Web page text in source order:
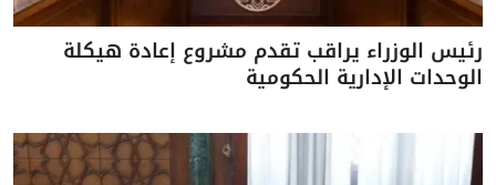
رئيس الوزراء يراقب تقدم مشروع إعادة هيكلة
الوحدات الإدارية الحكومية